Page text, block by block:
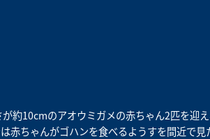
約10cmのアオウミガメの赤ちゃん2匹を迎
赤ちゃんがゴハンを食べるようすを間近で見